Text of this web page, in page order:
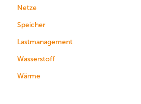
Netze
Speicher
Lastmanagement
Wasserstoff
Wärme